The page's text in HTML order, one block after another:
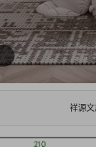
祥源